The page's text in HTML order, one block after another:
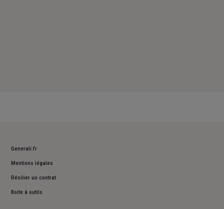
Generali.fr
Mentions légales
Résilier un contrat
Boite à outils